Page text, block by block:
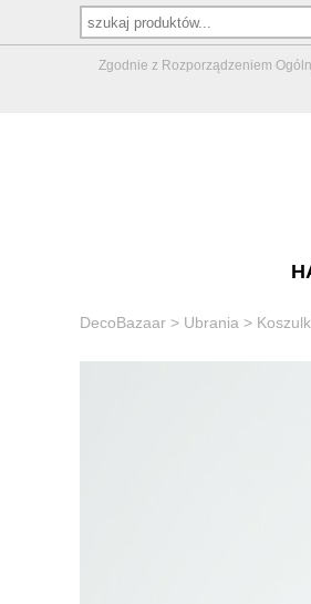
Zgodnie z Rozporządzeniem
DecoBazaar > Ubrania >